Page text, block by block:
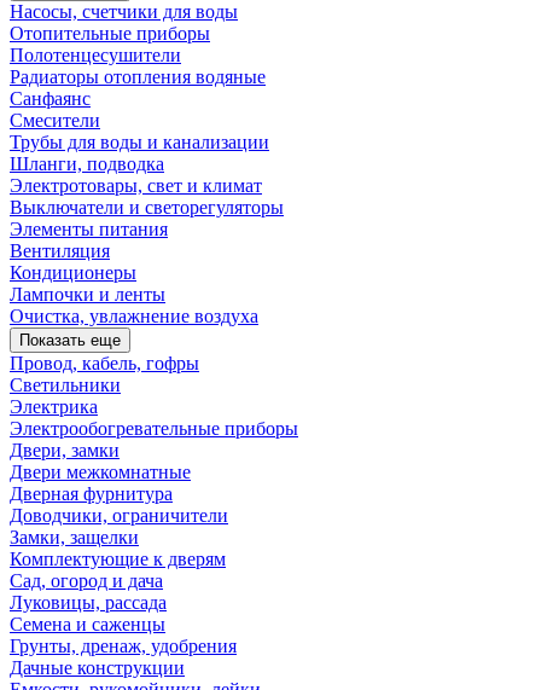
Насосы, счетчики для воды
Отопительные приборы
Полотенцесушители
Радиаторы отопления водяные
Санфаянс
Смесители
Трубы для воды и канализации
Шланги, подводка
Электротовары, свет и климат
Выключатели и светорегуляторы
Элементы питания
Вентиляция
Кондиционеры
Лампочки и ленты
Очистка, увлажнение воздуха
Показать еще
Провод, кабель, гофры
Светильники
Электрика
Электрообогревательные приборы
Двери, замки
Двери межкомнатные
Дверная фурнитура
Доводчики, ограничители
Замки, защелки
Комплектующие к дверям
Сад, огород и дача
Луковицы, рассада
Семена и саженцы
Грунты, дренаж, удобрения
Дачные конструкции